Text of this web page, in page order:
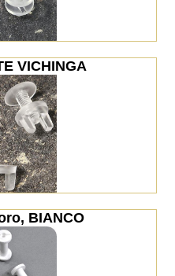
VICHINGA
BIANCO